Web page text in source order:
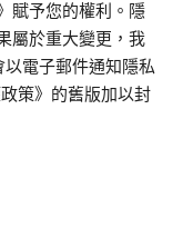
賦予您的權利。隱
屬於重大變更，我
電子郵件通知隱私
策》的舊版加以封